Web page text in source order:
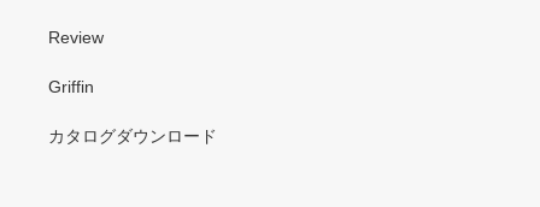
Review
Griffin
カタログダウンロード